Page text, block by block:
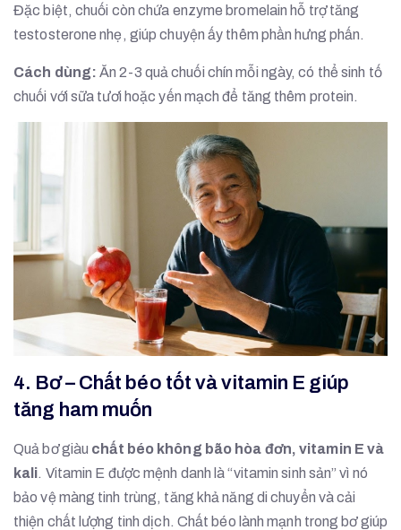
Đặc biệt, chuối còn chứa enzyme bromelain hỗ trợ tăng
testosterone nhẹ, giúp chuyện ấy thêm phần hưng phấn.
Cách dùng: Ăn 2-3 quả chuối chín mỗi ngày, có thể sinh tố
chuối với sữa tươi hoặc yến mạch để tăng thêm protein.
4. Bơ – Chất béo tốt và vitamin E giúp
tăng ham muốn
Quả bơ giàu chất béo không bão hòa đơn, vitamin E và
kali. Vitamin E được mệnh danh là “vitamin sinh sản” vì nó
bảo vệ màng tinh trùng, tăng khả năng di chuyển và cải
thiện chất lượng tinh dịch. Chất béo lành mạnh trong bơ giúp